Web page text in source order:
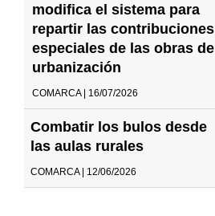
modifica el sistema para
repartir las contribuciones
especiales de las obras de
urbanización
COMARCA | 16/07/2026
Combatir los bulos desde
las aulas rurales
COMARCA | 12/06/2026